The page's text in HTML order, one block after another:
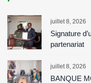
juillet 8, 2026
Signature
partenariat
juillet 8, 2026
BANQUE